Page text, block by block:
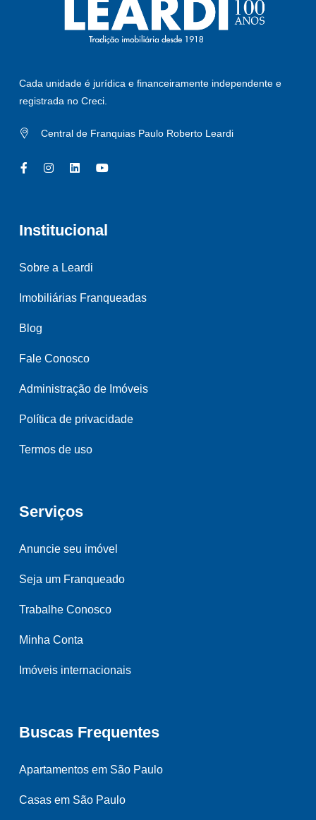
Cada unidade é jurídica e financeiramente independente e
registrada no Creci.
Central de Franquias Paulo Roberto Leardi
Institucional
Sobre a Leardi
Imobiliárias Franqueadas
Blog
Fale Conosco
Administração de Imóveis
Política de privacidade
Termos de uso
Serviços
Anuncie seu imóvel
Seja um Franqueado
Trabalhe Conosco
Minha Conta
Imóveis internacionais
Buscas Frequentes
Apartamentos em São Paulo
Casas em São Paulo